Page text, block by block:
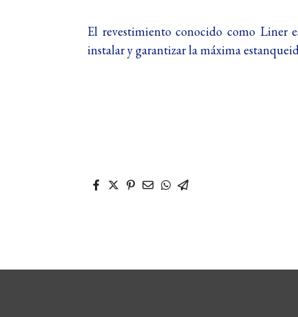
El revestimiento conocido como Liner
instalar y garantizar la máxima